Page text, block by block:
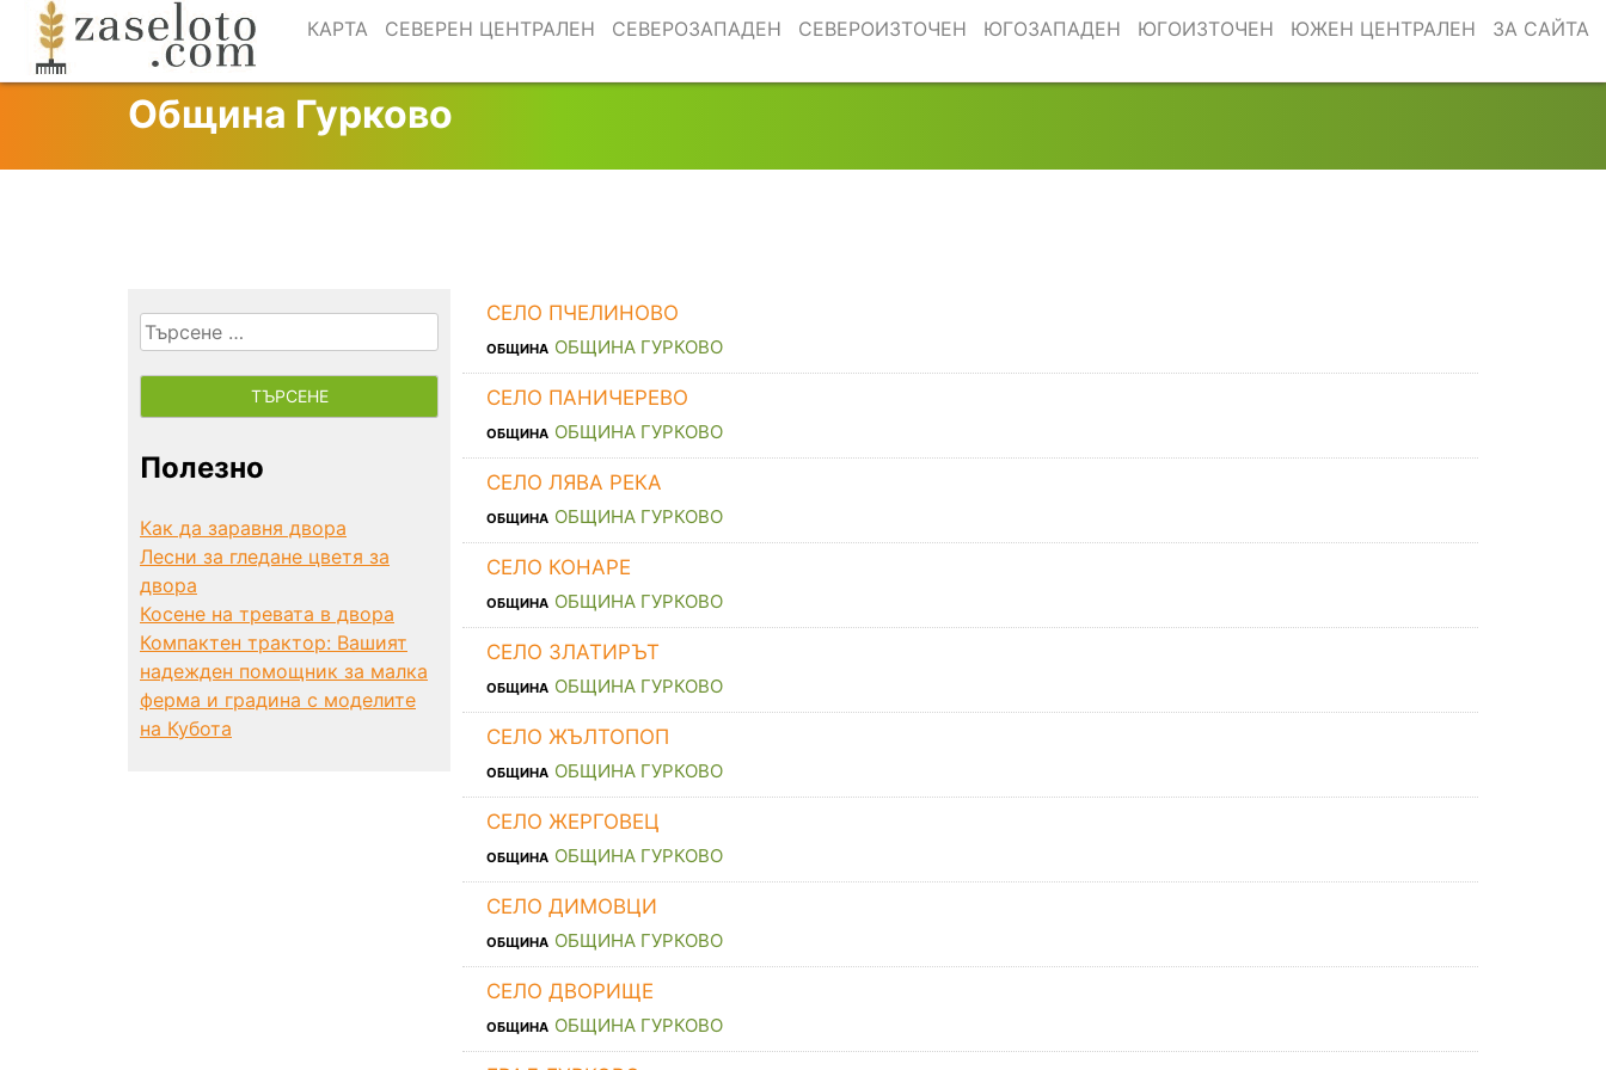
content
КАРТА СЕВЕРЕН ЦЕНТРАЛЕН СЕВЕРОЗАПАДЕН СЕВЕРОИЗТОЧЕН ЮГОЗАПАДЕН ЮГОИЗТОЧЕН ЮЖЕН ЦЕНТРАЛЕН ЗА САЙТА
Община Гурково
СЕЛО ПЧЕЛИНОВО
ОБЩИНА ОБЩИНА ГУРКОВО
СЕЛО ПАНИЧЕРЕВО
ОБЩИНА ОБЩИНА ГУРКОВО
СЕЛО ЛЯВА РЕКА
ОБЩИНА ОБЩИНА ГУРКОВО
СЕЛО КОНАРЕ
ОБЩИНА ОБЩИНА ГУРКОВО
СЕЛО ЗЛАТИРЪТ
ОБЩИНА ОБЩИНА ГУРКОВО
СЕЛО ЖЪЛТОПОП
ОБЩИНА ОБЩИНА ГУРКОВО
СЕЛО ЖЕРГОВЕЦ
ОБЩИНА ОБЩИНА ГУРКОВО
СЕЛО ДИМОВЦИ
ОБЩИНА ОБЩИНА ГУРКОВО
СЕЛО ДВОРИЩЕ
ОБЩИНА ОБЩИНА ГУРКОВО
Търсене
за:
Полезно
Как да заравня двора
Лесни за гледане цветя за
двора
Косене на тревата в двора
Компактен трактор: Вашият
надежден помощник за малка
ферма и градина с моделите
на Кубота